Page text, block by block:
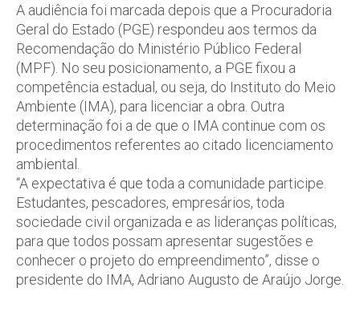
A audiência foi marcada depois que a Procuradoria
Geral do Estado (PGE) respondeu aos termos da
Recomendação do Ministério Público Federal
(MPF). No seu posicionamento, a PGE fixou a
competência estadual, ou seja, do Instituto do Meio
Ambiente (IMA), para licenciar a obra. Outra
determinação foi a de que o IMA continue com os
procedimentos referentes ao citado licenciamento
ambiental.
“A expectativa é que toda a comunidade participe.
Estudantes, pescadores, empresários, toda
sociedade civil organizada e as lideranças políticas,
para que todos possam apresentar sugestões e
conhecer o projeto do empreendimento”, disse o
presidente do IMA, Adriano Augusto de Araújo Jorge.